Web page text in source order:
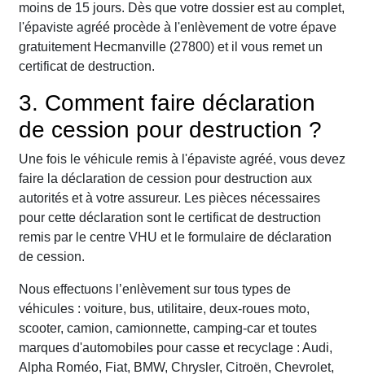
moins de 15 jours. Dès que votre dossier est au complet,
l'épaviste agréé procède à l'enlèvement de votre épave
gratuitement Hecmanville (27800) et il vous remet un
certificat de destruction.
3. Comment faire déclaration
de cession pour destruction ?
Une fois le véhicule remis à l'épaviste agréé, vous devez
faire la déclaration de cession pour destruction aux
autorités et à votre assureur. Les pièces nécessaires
pour cette déclaration sont le certificat de destruction
remis par le centre VHU et le formulaire de déclaration
de cession.
Nous effectuons l’enlèvement sur tous types de
véhicules : voiture, bus, utilitaire, deux-roues moto,
scooter, camion, camionnette, camping-car et toutes
marques d'automobiles pour casse et recyclage : Audi,
Alpha Roméo, Fiat, BMW, Chrysler, Citroën, Chevrolet,